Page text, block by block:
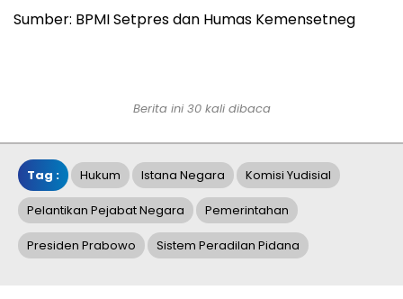
Sumber: BPMI Setpres dan Humas Kemensetneg
Berita ini 30 kali dibaca
Tag : Hukum Istana Negara Komisi Yudisial
Pelantikan Pejabat Negara Pemerintahan
Presiden Prabowo Sistem Peradilan Pidana